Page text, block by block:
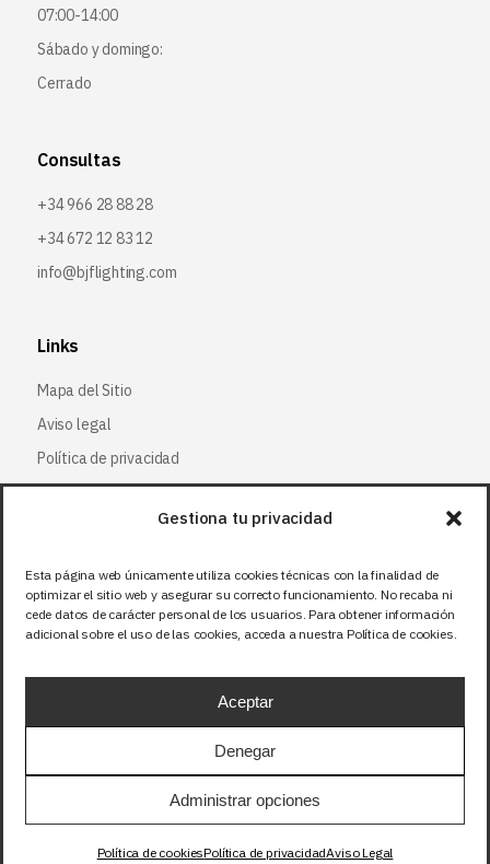
Gestiona tu privacidad
Esta página web únicamente utiliza cookies técnicas con la finalidad de
optimizar el sitio web y asegurar su correcto funcionamiento. No recaba ni
cede datos de carácter personal de los usuarios. Para obtener información
adicional sobre el uso de las cookies, acceda a nuestra Política de cookies.
Aceptar
Denegar
Administrar opciones
Política de cookiesPolítica de privacidadAviso Legal
07:00-14:00
Sábado y domingo:
Cerrado
Consultas
+34 966 28 88 28
+34 672 12 83 12
info@bjflighting.com
Links
Mapa del Sitio
Aviso legal
Política de privacidad
Política de cookies
Síguenos
Facebook
X (Twitter)
Instagram
Precios sin IVA (21%). Tasa RAEE incluida en
aquellos productos que corresponda.